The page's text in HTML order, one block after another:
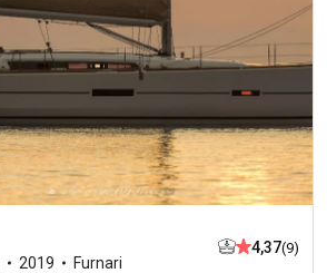
2019 Furnari
4,37(9)